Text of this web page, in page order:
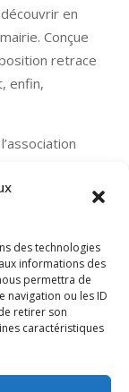
des technologies
informations des
permettra de
navigation ou les ID
retirer son
caractéristiques
en
Conçue
retrace
enfin,